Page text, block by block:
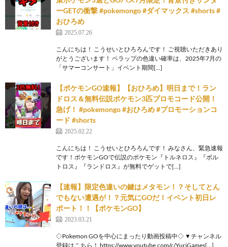
ーGETの衝撃 #pokemongo #ダイマックス #shorts #
おひろめ
2025.07.26
こんにちは！ こうせいとひろろんです！ ご視聴いただきあり
がとうございます！ ペラップの色違い確率は、2025年7月の
「サマーコンサート」イベント期間[…]
【ポケモンGO速報】【おひろめ】明日まで！ラン
ドロス＆無料伝説ポケモン3匹プロモコード公開！
急げ！ #pokemongo #おひろめ #プロモーションコ
ード #shorts
2025.02.22
こんにちは！ こうせいとひろろんです！ みなさん、緊急速報
です！ポケモンGOで伝説のポケモン『トルネロス』『ボル
トロス』『ランドロス』が無料でゲットで[…]
【速報】限定色違いの鍵はメタモン！？そしてとん
でもない遭遇が！？元気にGOだ！イベント初日レ
ポート！！【ポケモンGO】
2023.03.21
◇Pokemon GOを中心にまったり動画投稿中◇ ▼チャンネル
登録はこちら！ https://www.youtube.com/c/YuriGames[…]